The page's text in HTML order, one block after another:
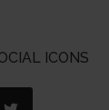
ICONS